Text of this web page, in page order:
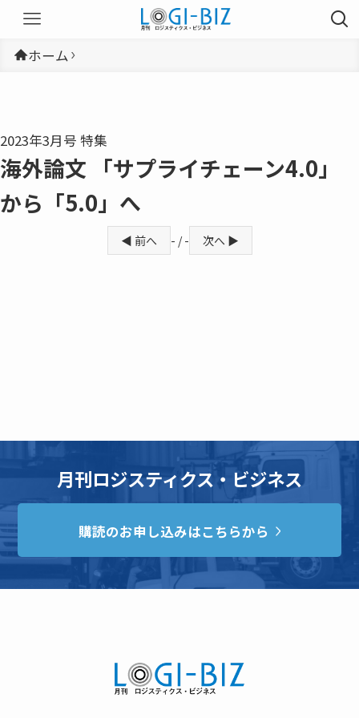
ホーム
2023年3月号 特集
海外論文 「サプライチェーン4.0」
から「5.0」へ
◀ 前へ - / - 次へ ▶
月刊ロジスティクス・ビジネス
購読のお申し込みはこちらから